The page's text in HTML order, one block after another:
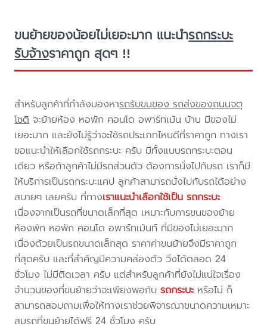
ขนย้ายของน้อยไม่เยอะมาก แนะนำรถกระบะ
รับจ้างราคาถูก สุดๆ !!
สำหรับลูกค้าที่กำลังมองหารถรับขนของ รถส่งของถนนจตุ
โชติ จะย้ายห้อง หอพัก คอนโด อพาร์ทเม้น บ้าน มีของไม่
เยอะมาก และยังไม่รู้ว่าจะใช้รถประเภทไหนดีที่ราคาถูก ทางเรา
ขอแนะนำให้เลือกใช้รถกระบะ ครับ มีทั้งแบบรถกระบะตอน
เดียว หรือถ้าลูกค้าไม่มีรถส่วนตัว ต้องการนั่งไปกับรถ เราก็มี
ให้บริการเป็นรถกระบะแคป ลูกค้าสามารถนั่งไปกับรถได้อย่าง
สบายๆ เลยครับ ที่ทางเราแนะนำเลือกใช้เป็น รถกระบะ
เนื่องจากเป็นรถที่ขนาดเล็กที่สุด เหมาะกับการขนของย้าย
ห้องพัก หอพัก คอนโด อพาร์ทเม้นท์ ที่มีของไม่เยอะมาก
เนื่องด้วยเป็นรถขนาดเล็กสุด ราคาค่าขนย้ายจึงมีราคาถูก
ที่สุดครับ และที่สำคัญมีความคล่องตัว วิ่งได้ตลอด 24
ชั่วโมง ไม่มีติดเวลา ครับ แต่สำหรับลูกค้าที่ยังไม่แน่ใจเรื่อง
จำนวนของที่ขนย้ายว่าจะเพียงพอกับรถกระบะ หรือไม่ ก็
สามารถสอบถามเพื่อให้ทางเราช่วยพิจารณาขนาดความเหมาะ
สมรถที่ขนย้ายได้ฟรี 24 ชั่วโมง ครับ